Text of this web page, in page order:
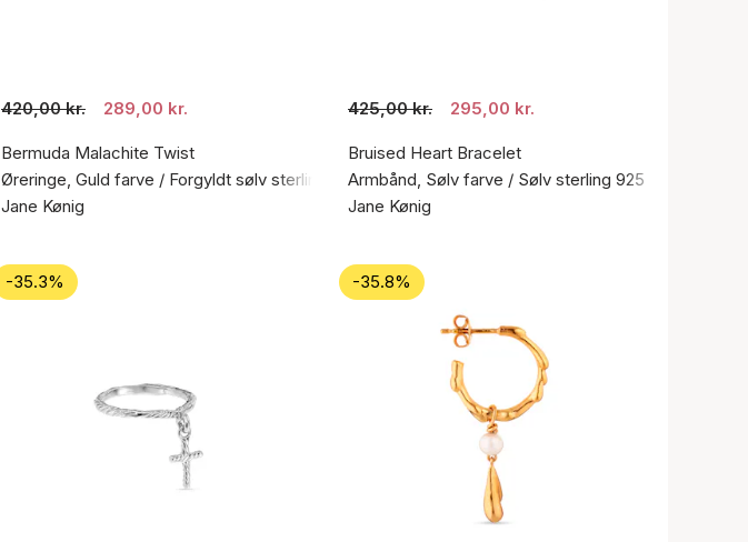
420,00 kr. 289,00 kr.
Bermuda Malachite Twist
Øreringe, Guld farve / Forgyldt sølv sterling 925
Jane Kønig
425,00 kr. 295,00 kr.
Bruised Heart Bracelet
Armbånd, Sølv farve / Sølv sterling 925
Jane Kønig
-35.3% -35.8%